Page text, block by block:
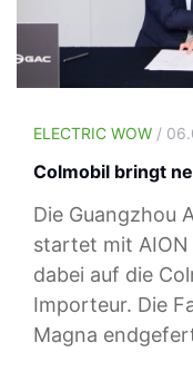
ELECTRIC WOW /
Colmobil bringt
Die Guangzhou
startet mit
dabei auf die
Importeur. Die
Magna